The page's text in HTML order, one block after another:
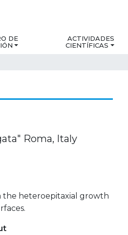
DE
ACTIVIDADES
CIENTÍFICAS
Roma, Italy
the heteroepitaxial growth